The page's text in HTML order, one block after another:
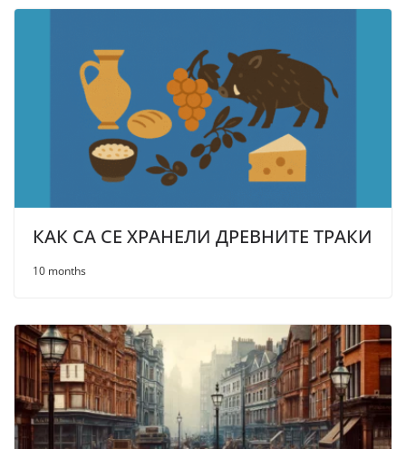
КАК СА СЕ ХРАНЕЛИ ДРЕВНИТЕ ТРАКИ
10 months